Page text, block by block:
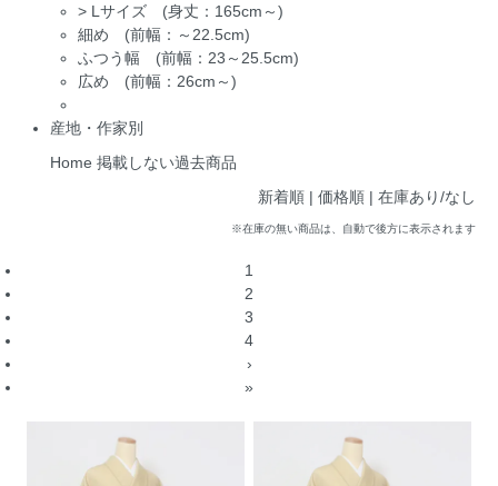
> Lサイズ (身丈：165cm～)
細め (前幅：～22.5cm)
ふつう幅 (前幅：23～25.5cm)
広め (前幅：26cm～)
産地・作家別
Home 掲載しない過去商品
新着順 | 価格順 | 在庫あり/なし
※在庫の無い商品は、自動で後方に表示されます
1
2
3
4
›
»